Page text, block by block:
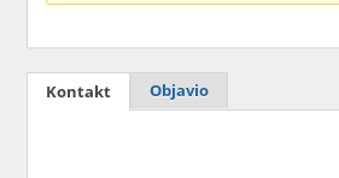
Kontakt Objavio